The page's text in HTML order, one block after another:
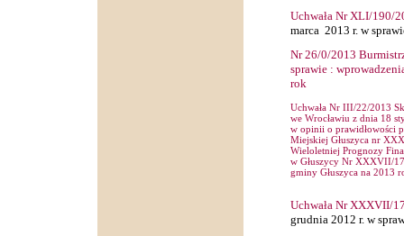
Uchwała Nr XLI/190/
marca 2013 r. w
Nr26/0/2013
sprawie:
rok
Uchwała Nr III/22/2013
we Wrocławiu z dnia 18
w opinii o prawidłowości
Miejskiej Głuszyca nr
Wieloletniej Prognozy
w Głuszycy Nr XXXVII/
gminy Głuszyca na 2013
Uchwała Nr XXXVII/1
grudnia2012 r. w